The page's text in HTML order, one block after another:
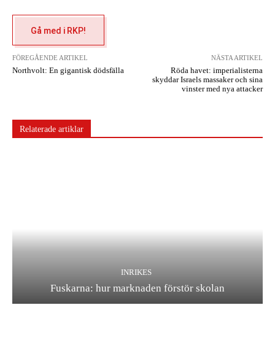
Gå med i RKP!
FÖREGÅENDE ARTIKEL
Northvolt: En gigantisk dödsfälla
NÄSTA ARTIKEL
Röda havet: imperialisterna
skyddar Israels massaker och sina
vinster med nya attacker
Relaterade artiklar
INRIKES
Fuskarna: hur marknaden förstör skolan